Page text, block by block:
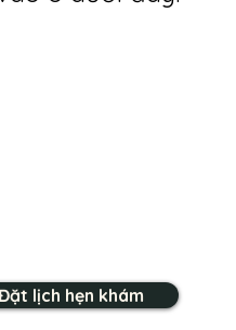
lịch hẹn khám